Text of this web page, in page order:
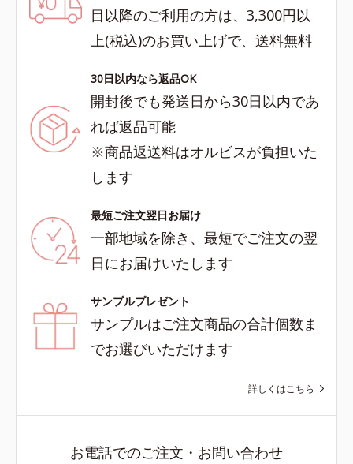
目以降のご利用の方は、3,300円以
上(税込)のお買い上げで、送料無料
30日以内なら返品OK
開封後でも発送日から30日以内であ
れば返品可能
※商品返送料はオルビスが負担いた
します
最短ご注文翌日お届け
一部地域を除き、最短でご注文の翌
日にお届けいたします
サンプルプレゼント
サンプルはご注文商品の合計個数ま
でお選びいただけます
詳しくはこちら
お電話でのご注文・お問い合わせ